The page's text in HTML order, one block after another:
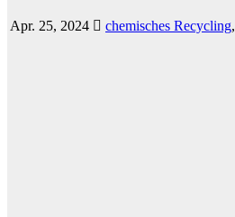
Apr. 25, 2024 chemisches Recycling,